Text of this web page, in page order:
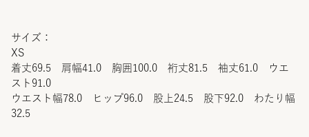
サイズ：
XS
着丈69.5 肩幅41.0 胸囲100.0 裄丈81.5 袖丈61.0 ウエ
スト91.0
ウエスト幅78.0 ヒップ96.0 股上24.5 股下92.0 わたり幅
32.5